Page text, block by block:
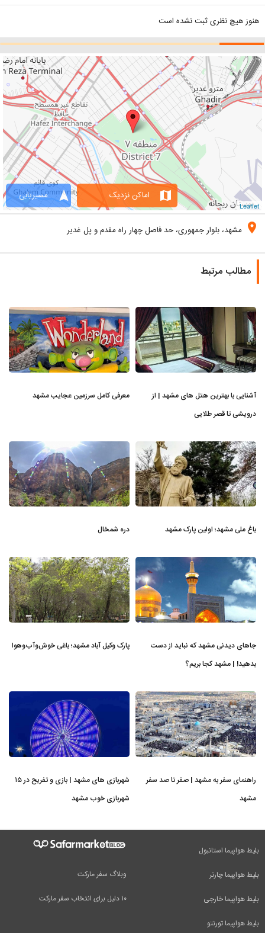
هنوز هیچ نظری ثبت نشده است
Leaflet
navigation مسیریابی map اماکن نزدیک
location_on مشهد، بلوار جمهوری، حد فاصل چهار راه مقدم و پل غدیر
مطالب مرتبط
آشنایی با بهترین هتل های مشهد | از
درویشی تا قصر طلایی
معرفی کامل سرزمین عجایب مشهد
باغ ملی مشهد؛ اولین پارک مشهد دره شمخال
جاهای دیدنی مشهد که نباید از دست
بدهید! | مشهد کجا بریم؟
پارک وکیل آباد مشهد؛ باغی خوش‌وآب‌وهوا
راهنمای سفر به مشهد | صفر تا صد سفر
مشهد
شهربازی های مشهد | بازی و تفریح در ۱۵
شهربازی خوب مشهد
وبلاگ سفر مارکت
۱۰ دلیل برای انتخاب سفر مارکت
بلیط هواپیما استانبول
بلیط هواپیما چارتر
بلیط هواپیما خارجی
بلیط هواپیما تورنتو